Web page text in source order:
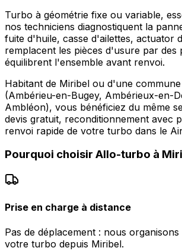
Turbo à géométrie fixe ou variable,
nos techniciens diagnostiquent la
fuite d'huile, casse d'ailettes, actuator
remplacent les pièces d'usure par des
équilibrent l'ensemble avant renvoi.
Habitant de Miribel ou d'une
(Ambérieu-en-Bugey, Ambérieux-en-
Ambléon), vous bénéficiez du même
devis gratuit, reconditionnement avec
renvoi rapide de votre turbo dans le
Pourquoi choisir Allo-turbo à
Prise en charge à distance
Pas de déplacement : nous
votre turbo depuis Miribel.